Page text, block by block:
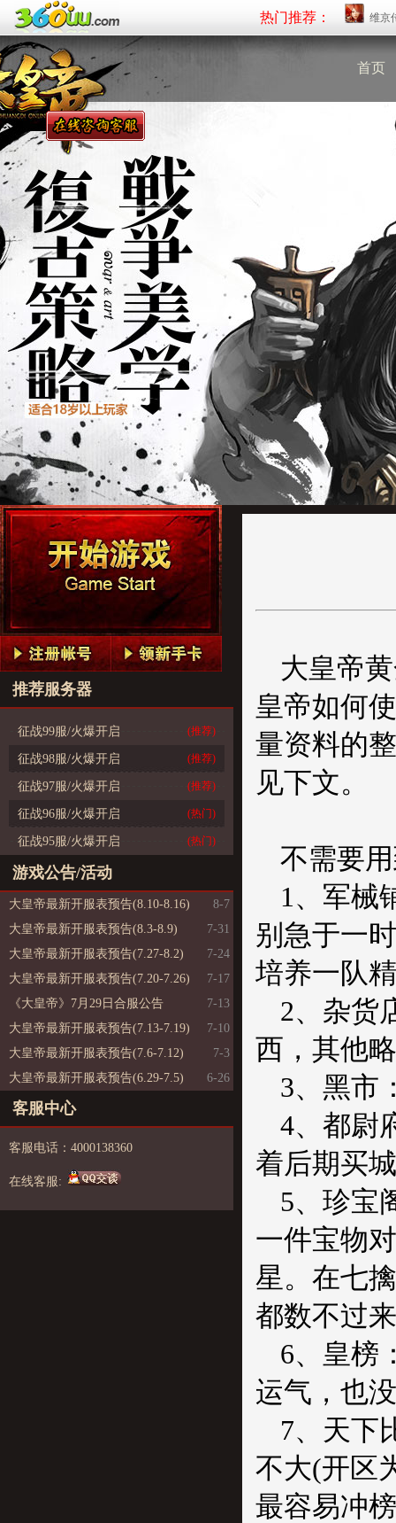
热门推荐： 维京
首页
推荐服务器
征战99服/火爆开启 (推荐)
征战98服/火爆开启 (推荐)
征战97服/火爆开启 (推荐)
征战96服/火爆开启 (热门)
征战95服/火爆开启 (热门)
游戏公告/活动
大皇帝最新开服表预告(8.10-8.16)
8-7
大皇帝最新开服表预告(8.3-8.9)
7-31
大皇帝最新开服表预告(7.27-8.2)
7-24
大皇帝最新开服表预告(7.20-7.26)
7-17
《大皇帝》7月29日合服公告
7-13
大皇帝最新开服表预告(7.13-7.19)
7-10
大皇帝最新开服表预告(7.6-7.12)
7-3
大皇帝最新开服表预告(6.29-7.5)
6-26
客服中心
客服电话：4000138360
在线客服:
大皇帝
皇帝如何
量资料的
见下文。
不需要
1、军械
别急于一
培养一队
2、杂货
西，其他
3、黑市
4、都尉
着后期买
5、珍宝
一件宝物
星。在七
都数不过来
6、皇榜
运气，也
7、天下
不大(开区
最容易冲